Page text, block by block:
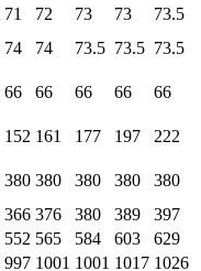
71 72 73 73
73.5
74 74 73.5 73.5 73.5
66 66 66 66
66
152 161 177 197
222
380 380 380 380
380
366 376 380 389
397
552 565 584 603
629
997 1001 1001 1017 1026